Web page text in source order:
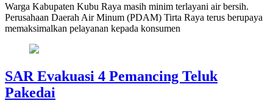
Warga Kabupaten Kubu Raya masih minim terlayani air bersih.
Perusahaan Daerah Air Minum (PDAM) Tirta Raya terus berupaya
memaksimalkan pelayanan kepada konsumen
SAR Evakuasi 4 Pemancing Teluk
Pakedai